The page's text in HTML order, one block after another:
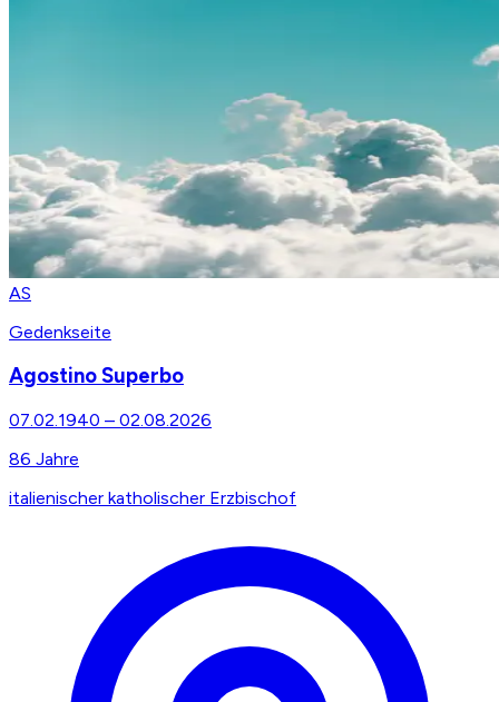
AS
Gedenkseite
Agostino Superbo
07.02.1940 – 02.08.2026
86 Jahre
italienischer katholischer Erzbischof